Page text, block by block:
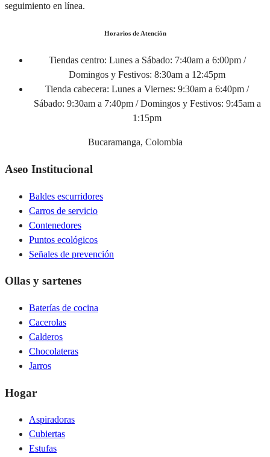
seguimiento en línea.
Horarios de Atención
Tiendas centro: Lunes a Sábado: 7:40am a 6:00pm /
Domingos y Festivos: 8:30am a 12:45pm
Tienda cabecera: Lunes a Viernes: 9:30am a 6:40pm /
Sábado: 9:30am a 7:40pm / Domingos y Festivos: 9:45am a
1:15pm
Bucaramanga, Colombia
Aseo Institucional
Baldes escurridores
Carros de servicio
Contenedores
Puntos ecológicos
Señales de prevención
Ollas y sartenes
Baterías de cocina
Cacerolas
Calderos
Chocolateras
Jarros
Hogar
Aspiradoras
Cubiertas
Estufas